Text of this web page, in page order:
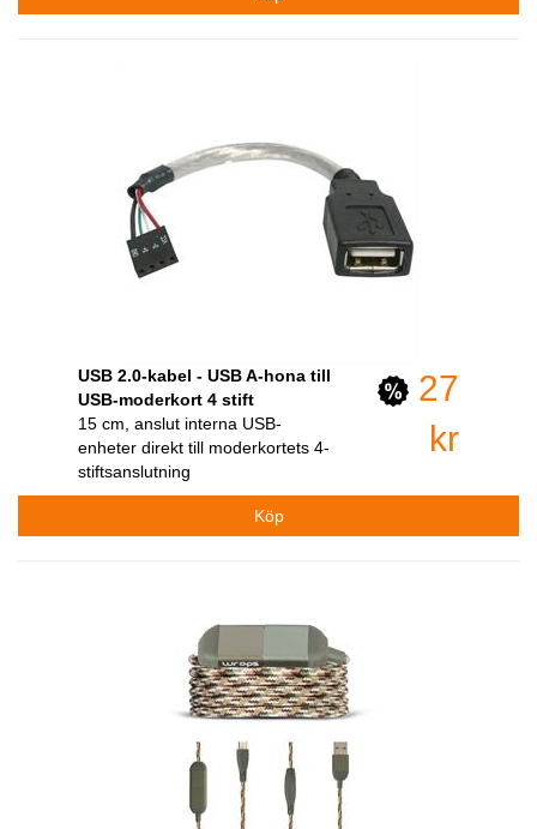
USB 2.0-kabel - USB A-hona till
USB-moderkort 4 stift
15 cm, anslut interna USB-
enheter direkt till moderkortets 4-
stiftsanslutning
27
kr